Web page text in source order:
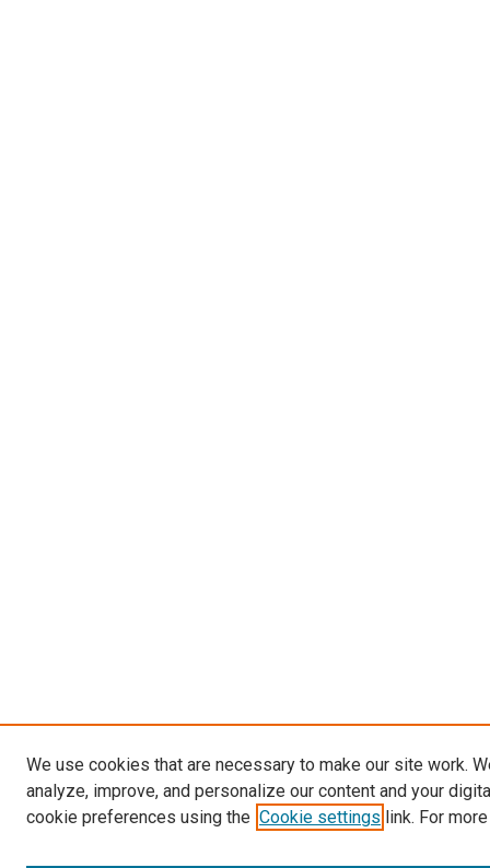
We use cookies that are necessary to make our site work.
analyze, improve, and personalize our content and your
cookie preferences using the Cookie settings link. For